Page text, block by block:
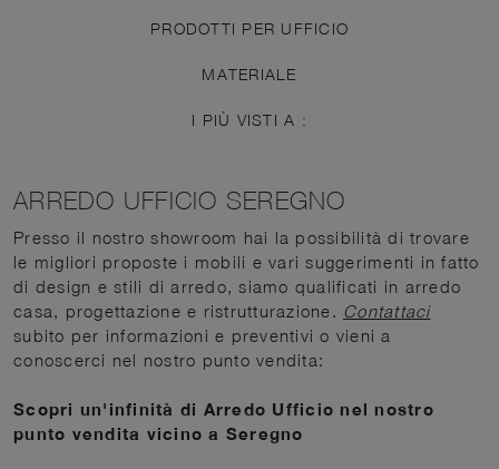
PRODOTTI PER UFFICIO
MATERIALE
I PIÙ VISTI A :
ARREDO UFFICIO SEREGNO
Presso il nostro showroom hai la possibilità di trovare
le migliori proposte i mobili e vari suggerimenti in fatto
di design e stili di arredo, siamo qualificati in arredo
casa, progettazione e ristrutturazione. Contattaci
subito per informazioni e preventivi o vieni a
conoscerci nel nostro punto vendita:
Scopri un'infinità di Arredo Ufficio nel nostro
punto vendita vicino a Seregno